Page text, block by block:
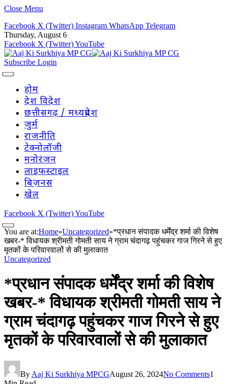
Close Menu
Facebook X (Twitter) Instagram WhatsApp Telegram
Thursday, August 6
Facebook X (Twitter)YouTube
Subscribe Login
होम
देश विदेश
छत्तीसगढ़ / मध्यप्रदेश
जुर्म
राजनीति
टेक्नोलॉजी
मनोरंजन
लाइफस्टाइल
बिज़नस
खेल
Facebook X (Twitter)YouTube
You are at:Home»Uncategorized»*प्रधान संपादक धर्मेंद्र शर्मा की विशेष
खबर-* विधायक श्रीमती गोमती साय ने ग्राम चंदागढ़ पहुंचकर गाज गिरने से हुए
मृतकों के परिवारवालों से की मुलाकात
Uncategorized
*प्रधान संपादक धर्मेंद्र शर्मा की विशेष
खबर-* विधायक श्रीमती गोमती साय ने
ग्राम चंदागढ़ पहुंचकर गाज गिरने से हुए
मृतकों के परिवारवालों से की मुलाकात
By Aaj Ki Surkhiya MPCGAugust 26, 2024No Comments1